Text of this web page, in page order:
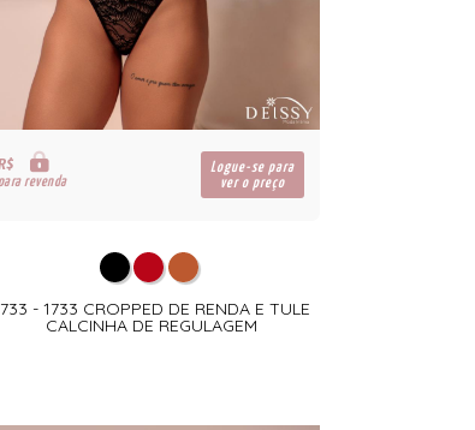
para revenda
Logue-se para
ver o preço
- 1733 CROPPED DE RENDA E TULE
CALCINHA DE REGULAGEM